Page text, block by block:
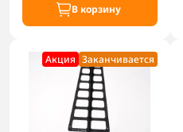
В корзину
Акция Заканчивается